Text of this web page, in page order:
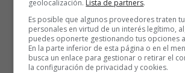
geolocalización. Lista de partners.
Es posible que algunos proveedores traten
personales en virtud de un interés legítimo,
puedes oponerte gestionando tus opciones
En la parte inferior de esta página o en el
busca un enlace para gestionar o retirar el
la configuración de privacidad y cookies.